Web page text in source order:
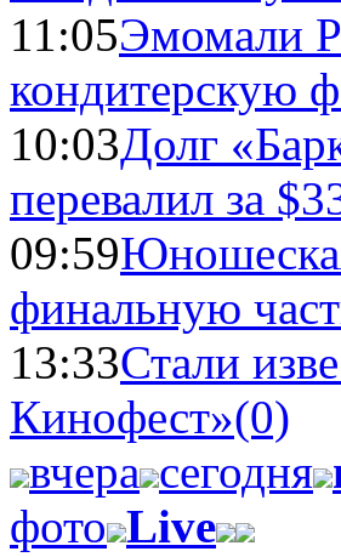
11:05Эмомали
кондитерскую
10:03Долг
перевалил за
09:59
финальную
13:33Стали
Кинофест»(0)
вчера сегодня
фото Live